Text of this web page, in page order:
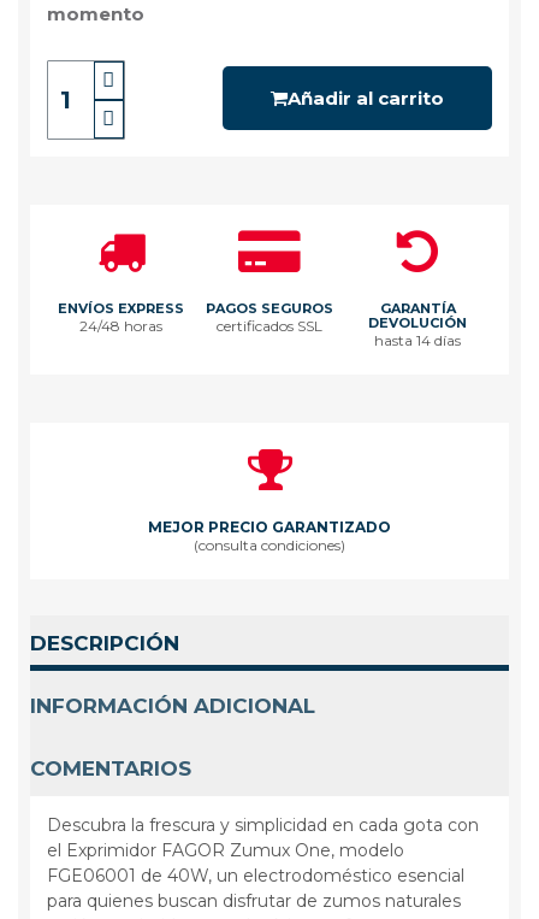
momento
Añadir al carrito
ENVÍOS EXPRESS
24/48 horas
PAGOS SEGUROS
certificados SSL
GARANTÍA
DEVOLUCIÓN
hasta 14 días
MEJOR PRECIO GARANTIZADO
(consulta condiciones)
DESCRIPCIÓN
INFORMACIÓN ADICIONAL
COMENTARIOS
Descubra la frescura y simplicidad en cada gota con
el Exprimidor FAGOR Zumux One, modelo
FGE06001 de 40W, un electrodoméstico esencial
para quienes buscan disfrutar de zumos naturales